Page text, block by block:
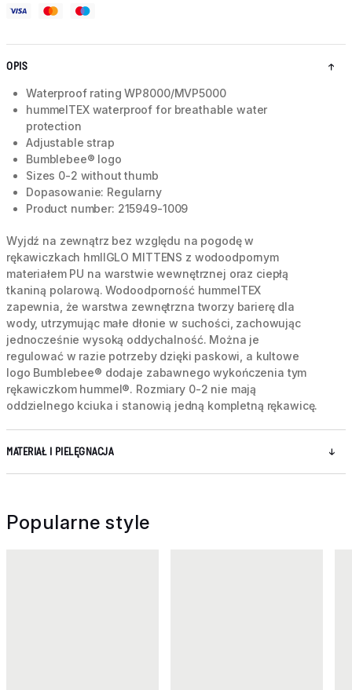
OPIS
Waterproof rating WP8000/MVP5000
hummelTEX waterproof for breathable water
protection
Adjustable strap
Bumblebee® logo
Sizes 0-2 without thumb
Dopasowanie: Regularny
Product number: 215949-1009
Wyjdź na zewnątrz bez względu na pogodę w
rękawiczkach hmlIGLO MITTENS z wodoodpornym
materiałem PU na warstwie wewnętrznej oraz ciepłą
tkaniną polarową. Wodoodporność hummelTEX
zapewnia, że warstwa zewnętrzna tworzy barierę dla
wody, utrzymując małe dłonie w suchości, zachowując
jednocześnie wysoką oddychalność. Można je
regulować w razie potrzeby dzięki paskowi, a kultowe
logo Bumblebee® dodaje zabawnego wykończenia tym
rękawiczkom hummel®. Rozmiary 0-2 nie mają
oddzielnego kciuka i stanowią jedną kompletną rękawicę.
MATERIAŁ I PIELĘGNACJA
Popularne style